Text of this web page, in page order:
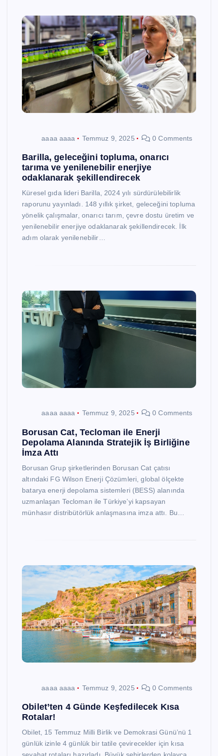
aaaa aaaa Temmuz 9, 2025 0 Comments
Barilla, geleceğini topluma, onarıcı
tarıma ve yenilenebilir enerjiye
odaklanarak şekillendirecek
Küresel gıda lideri Barilla, 2024 yılı sürdürülebilirlik
raporunu yayınladı. 148 yıllık şirket, geleceğini topluma
yönelik çalışmalar, onarıcı tarım, çevre dostu üretim ve
yenilenebilir enerjiye odaklanarak şekillendirecek. İlk
adım olarak yenilenebilir…
aaaa aaaa Temmuz 9, 2025 0 Comments
Borusan Cat, Tecloman ile Enerji
Depolama Alanında Stratejik İş Birliğine
İmza Attı
Borusan Grup şirketlerinden Borusan Cat çatısı
altındaki FG Wilson Enerji Çözümleri, global ölçekte
batarya enerji depolama sistemleri (BESS) alanında
uzmanlaşan Tecloman ile Türkiye’yi kapsayan
münhasır distribütörlük anlaşmasına imza attı. Bu…
aaaa aaaa Temmuz 9, 2025 0 Comments
Obilet’ten 4 Günde Keşfedilecek Kısa
Rotalar!
Obilet, 15 Temmuz Milli Birlik ve Demokrasi Günü’nü 1
günlük izinle 4 günlük bir tatile çevirecekler için kısa